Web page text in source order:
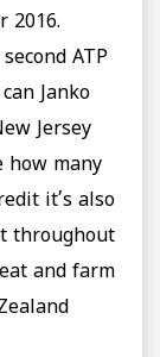
2016.
ATP
Janko
Jersey
how many
it’s also
throughout
and farm